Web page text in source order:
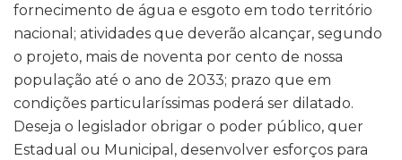
fornecimento de água e esgoto em todo território
nacional; atividades que deverão alcançar, segundo
o projeto, mais de noventa por cento de nossa
população até o ano de 2033; prazo que em
condições particularíssimas poderá ser dilatado.
Deseja o legislador obrigar o poder público, quer
Estadual ou Municipal, desenvolver esforços para